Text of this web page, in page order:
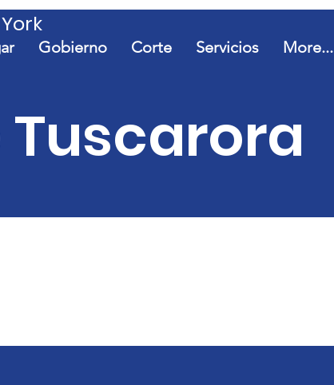
Gobierno Corte Servicios More...